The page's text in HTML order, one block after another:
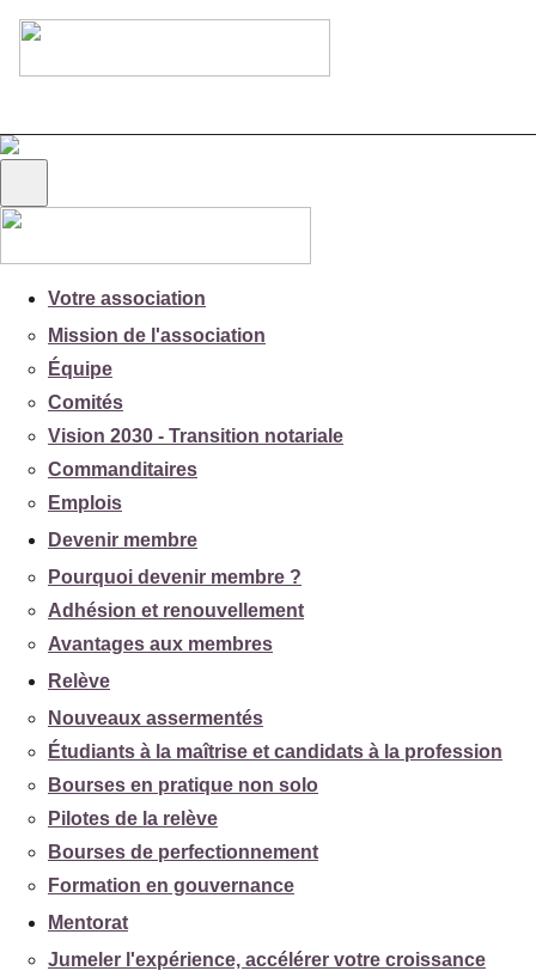
Votre association
Mission de l'association
Équipe
Comités
Vision 2030 - Transition notariale
Commanditaires
Emplois
Devenir membre
Pourquoi devenir membre ?
Adhésion et renouvellement
Avantages aux membres
Relève
Nouveaux assermentés
Étudiants à la maîtrise et candidats à la profession
Bourses en pratique non solo
Pilotes de la relève
Bourses de perfectionnement
Formation en gouvernance
Mentorat
Jumeler l'expérience, accélérer votre croissance